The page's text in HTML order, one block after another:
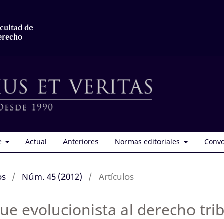
de
Actual Anteriores Normas editoriales
/ Núm. 45 (2012) / Artículos
evolucionista al derecho